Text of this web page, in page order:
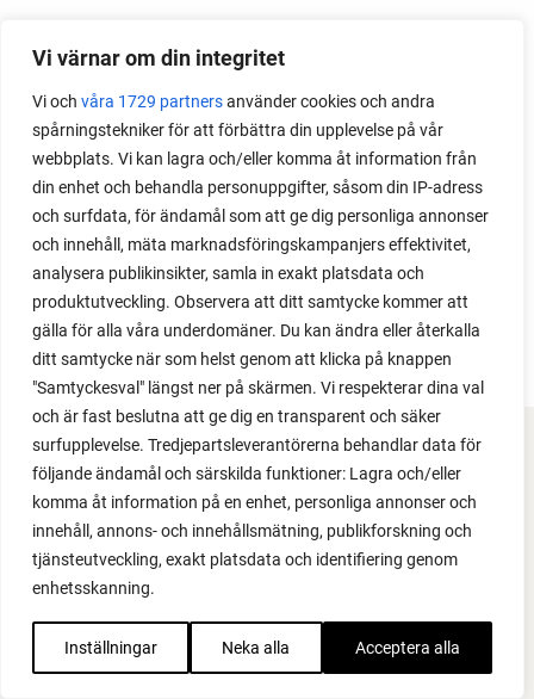
Vi värnar om din integritet
Vi och våra 1729 partnersanvänder cookies och andra
spårningstekniker för att förbättra din upplevelse på vår
webbplats. Vi kan lagra och/eller komma åt information från
din enhet och behandla personuppgifter, såsom din IP-adress
och surfdata, för ändamål som att ge dig personliga annonser
och innehåll, mäta marknadsföringskampanjers effektivitet,
analysera publikinsikter, samla in exakt platsdata och
produktutveckling. Observera att ditt samtycke kommer att
gälla för alla våra underdomäner. Du kan ändra eller återkalla
ditt samtycke när som helst genom att klicka på knappen
"Samtyckesval" längst ner på skärmen. Vi respekterar dina val
och är fast beslutna att ge dig en transparent och säker
surfupplevelse. Tredjepartsleverantörerna behandlar data för
följande ändamål och särskilda funktioner: Lagra och/eller
komma åt information på en enhet, personliga annonser och
innehåll, annons- och innehållsmätning, publikforskning och
tjänsteutveckling, exakt platsdata och identifiering genom
enhetsskanning.
Inställningar Neka alla Acceptera alla
FACEBOOK
YOUTUBE